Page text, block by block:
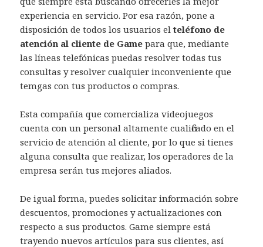
experiencia en servicio. Por esa razón, pone a
disposición de todos los usuarios elteléfono de
atención al cliente de Game para que, mediante
las líneas telefónicas puedas resolver todas tus
consultas y resolver cualquier inconveniente que
temgas con tus productos o compras.
Esta compañía que comercializa videojuegos
cuenta con un personal altamente cualificado en el
servicio de atención al cliente, por lo que si tienes
alguna consulta que realizar, los operadores de la
empresa serán tus mejores aliados.
De igual forma, puedes solicitar información sobre
descuentos, promociones y actualizaciones con
respecto a sus productos. Game siempre está
trayendo nuevos artículos para sus clientes, así